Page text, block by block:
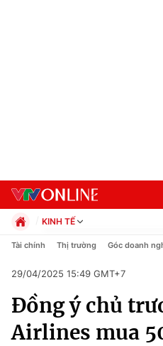
Chuyên mục
Chính trị
KINH TẾ
Chính trị
Pháp luật
Kinh tế
Thể thao
Truyền hình
Tài chính Thị trường Góc doanh
29/04/2025 15:49 GMT+7
Đồng ý chủ
Airlines mua